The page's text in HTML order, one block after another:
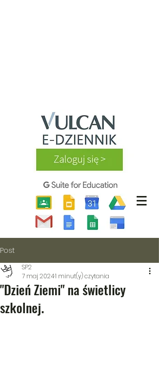
Post
"Dzień Ziemi" na świetlicy
szkolnej.
SP2
7 maj 20241 minut(y) czytania